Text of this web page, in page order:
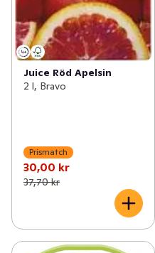
Juice Röd Apelsin
2 l, Bravo
Prismatch
30,00 kr
37,70 kr